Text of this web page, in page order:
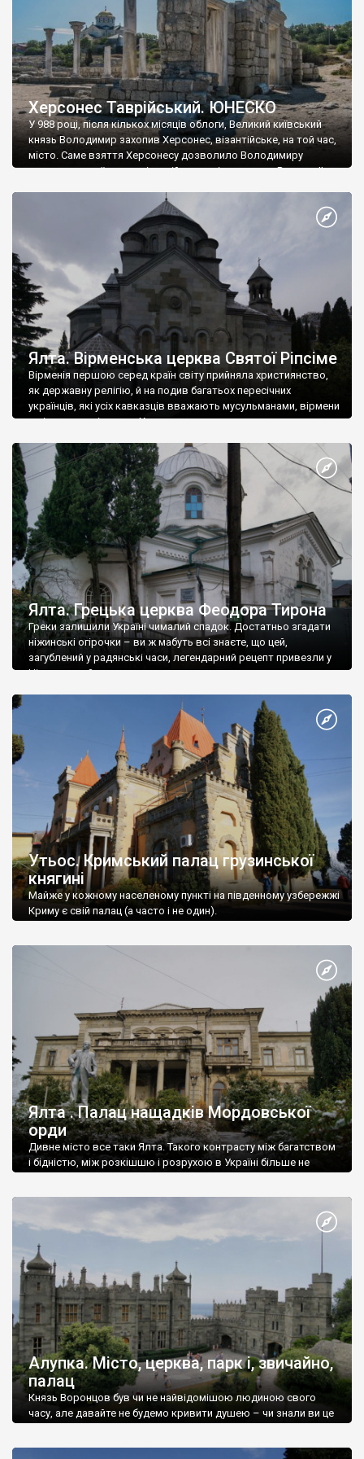
Херсонес Таврійський. ЮНЕСКО
У 988 році, після кількох місяців облоги, Великий київський
князь Володимир захопив Херсонес, візантійське, на той час,
місто. Саме взяття Херсонесу дозволило Володимиру
диктувати свої умови візантійському імператору Василю ІІ, та
Херсонесі Володимир-язичник, став Василем-християнином.
А потім було Хрещення Русі. На честь Херсонесу Таврійського
Ялта. Вірменська церква Святої Ріпсіме
Вірменія першою серед країн світу прийняла християнство,
як державну релігію, й на подив багатьох пересічних
українців, які усіх кавказців вважають мусульманами, вірмени
є відданими вірянами Христа
Ялта. Грецька церква Феодора Тирона
Греки залишили Україні чималий спадок. Достатньо згадати
ніжинські огірочки – ви ж мабуть всі знаєте, що цей,
загублений у радянські часи, легендарний рецепт привезли у
Ніжин греки?
Утьос. Кримський палац грузинської
княгині
Майже у кожному населеному пункті на південному узбережжі
Криму є свій палац (а часто і не один).
Ялта . Палац нащадків Мордовської
орди
Дивне місто все таки Ялта. Такого контрасту між багатством
і бідністю, між розкішшю і розрухою в Україні більше не
Алупка. Місто, церква, парк і, звичайно,
палац
Князь Воронцов був чи не найвідомішою людиною свого
часу, але давайте не будемо кривити душею – чи знали ви це